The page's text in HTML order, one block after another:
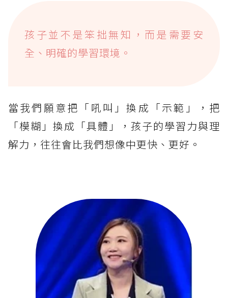
孩子並不是笨拙無知，而是需要安
全、明確的學習環境。
當我們願意把「吼叫」換成「示範」，把
「模糊」換成「具體」，孩子的學習力與理
解力，往往會比我們想像中更快、更好。